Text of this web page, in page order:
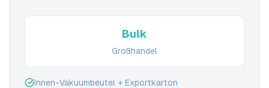
Bulk
Großhandel
Innen-Vakuumbeutel + Exportkarton